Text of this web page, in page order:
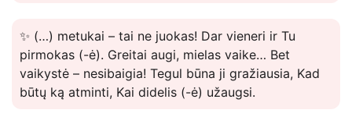
✨ (…) metukai – tai ne juokas! Dar vieneri ir Tu
pirmokas (-ė). Greitai augi, mielas vaike… Bet
vaikystė – nesibaigia! Tegul būna ji gražiausia, Kad
būtų ką atminti, Kai didelis (-ė) užaugsi.